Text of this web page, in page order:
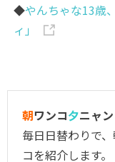
◆やんちゃな13歳
ィ」
朝ワンコ夕ニャ
毎日日替わりで
コを紹介します。